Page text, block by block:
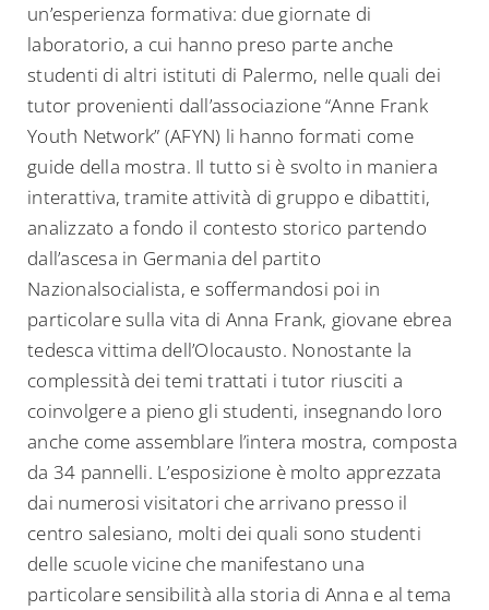
un’esperienza formativa: due giornate di
laboratorio, a cui hanno preso parte anche
studenti di altri istituti di Palermo, nelle quali dei
tutor provenienti dall’associazione “Anne Frank
Youth Network” (AFYN) li hanno formati come
guide della mostra. Il tutto si è svolto in maniera
interattiva, tramite attività di gruppo e dibattiti,
analizzato a fondo il contesto storico partendo
dall’ascesa in Germania del partito
Nazionalsocialista, e soffermandosi poi in
particolare sulla vita di Anna Frank, giovane ebrea
tedesca vittima dell’Olocausto. Nonostante la
complessità dei temi trattati i tutor riusciti a
coinvolgere a pieno gli studenti, insegnando loro
anche come assemblare l’intera mostra, composta
da 34 pannelli. L’esposizione è molto apprezzata
dai numerosi visitatori che arrivano presso il
centro salesiano, molti dei quali sono studenti
delle scuole vicine che manifestano una
particolare sensibilità alla storia di Anna e al tema